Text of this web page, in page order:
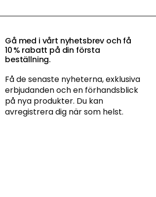
Gå med i vårt nyhetsbrev och få
10 % rabatt på din första
beställning.
Få de senaste nyheterna, exklusiva
erbjudanden och en förhandsblick
på nya produkter. Du kan
avregistrera dig när som helst.